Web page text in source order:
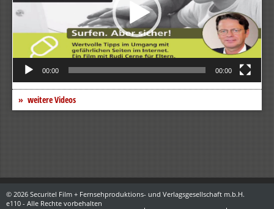
00:00 00:00
weitere Videos
© 2026 Securitel Film + Fernsehproduktions- und Verlagsgesellschaft m.b.H.
e110 - Alle Rechte vorbehalten